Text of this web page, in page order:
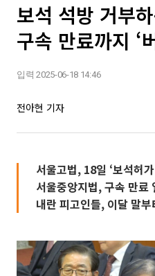
보석 석방 거부
구속 만료까지 ‘
입력 2025-06-18 14:46
전아현 기자
서울고법, 18일 ‘보석허
서울중앙지법, 구속 만료
내란 피고인들, 이달 말